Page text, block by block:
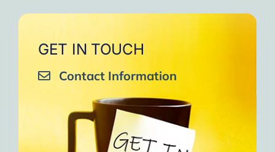
GET IN TOUCH
Contact Information